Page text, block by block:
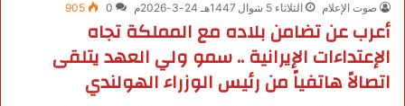
صوت الإعلام الثلاثاء 5 شوال 1447هـ 24-3-2026م 0
905
أعرب عن تضامن بلاده مع المملكة تجاه
الإعتداءات الإيرانية .. سمو ولي العهد يتلقى
اتصالاً هاتفياً من رئيس الوزراء الهولندي